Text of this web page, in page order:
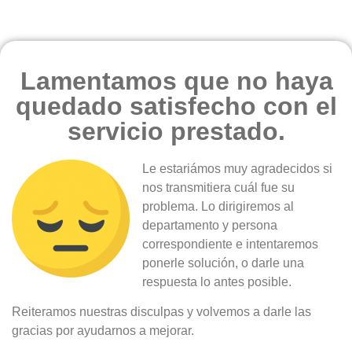
Lamentamos que no haya
quedado satisfecho con el
servicio prestado.
Le estariámos muy agradecidos si
nos transmitiera cuál fue su
problema. Lo dirigiremos al
departamento y persona
correspondiente e intentaremos
ponerle solución, o darle una
respuesta lo antes posible.
Reiteramos nuestras disculpas y volvemos a darle las
gracias por ayudarnos a mejorar.